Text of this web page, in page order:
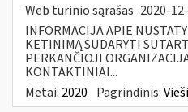
Web turinio sąrašas 2020-
INFORMACIJA APIE
KETINIMĄ SUDARYTI
PERKANČIOJI
KONTAKTINIAI...
Metai: 2020 Pagrindinis: